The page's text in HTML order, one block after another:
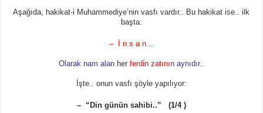
Aşağıda, hakikat-i Muhammediye’nin vasfı vardır.. Bu hakikat ise.. ilk
başta:
– İ n s a n ..
Olarak nam alan her ferdin zatının aynıdır..
İşte.. onun vasfı şöyle yapılıyor:
– “Din günün sahibi..” (1/4 )